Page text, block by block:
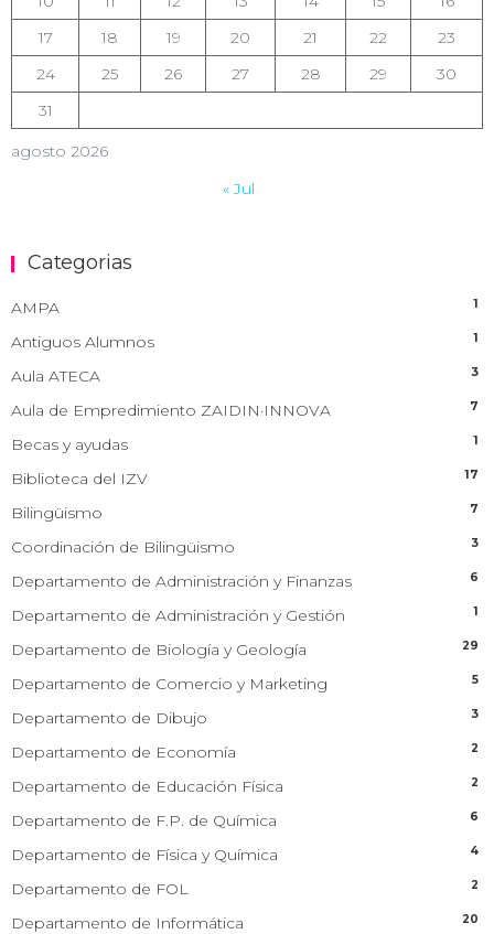
agosto 2026
17
18 19 20 21 22
23
24
25 26 27 28 29
30
31
« Jul
Categorias
AMPA 1
Antiguos Alumnos 1
Aula ATECA 3
Aula de Empredimiento ZAIDIN·INNOVA 7
Becas y ayudas 1
Biblioteca del IZV 17
Bilingüismo 7
Coordinación de Bilingüismo 3
Departamento de Administración y Finanzas 6
Departamento de Administración y Gestión 1
Departamento de Biología y Geología 29
Departamento de Comercio y Marketing 5
Departamento de Dibujo 3
Departamento de Economía 2
Departamento de Educación Física 2
Departamento de F.P. de Química 6
Departamento de Física y Química 4
Departamento de FOL 2
Departamento de Informática 20